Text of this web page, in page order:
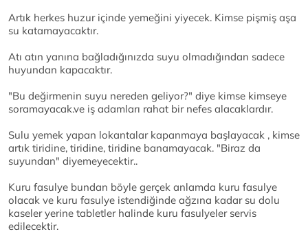
Artık herkes huzur içinde yemeğini yiyecek. Kimse pişmiş aşa
su katamayacaktır.
Atı atın yanına bağladığınızda suyu olmadığından sadece
huyundan kapacaktır.
"Bu değirmenin suyu nereden geliyor?" diye kimse kimseye
soramayacak.ve iş adamları rahat bir nefes alacaklardır.
Sulu yemek yapan lokantalar kapanmaya başlayacak , kimse
artık tiridine, tiridine, tiridine banamayacak. "Biraz da
suyundan" diyemeyecektir..
Kuru fasulye bundan böyle gerçek anlamda kuru fasulye
olacak ve kuru fasulye istendiğinde ağzına kadar su dolu
kaseler yerine tabletler halinde kuru fasulyeler servis
edilecektir.